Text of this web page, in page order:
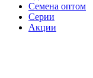
Семена оптом
Серии
Акции